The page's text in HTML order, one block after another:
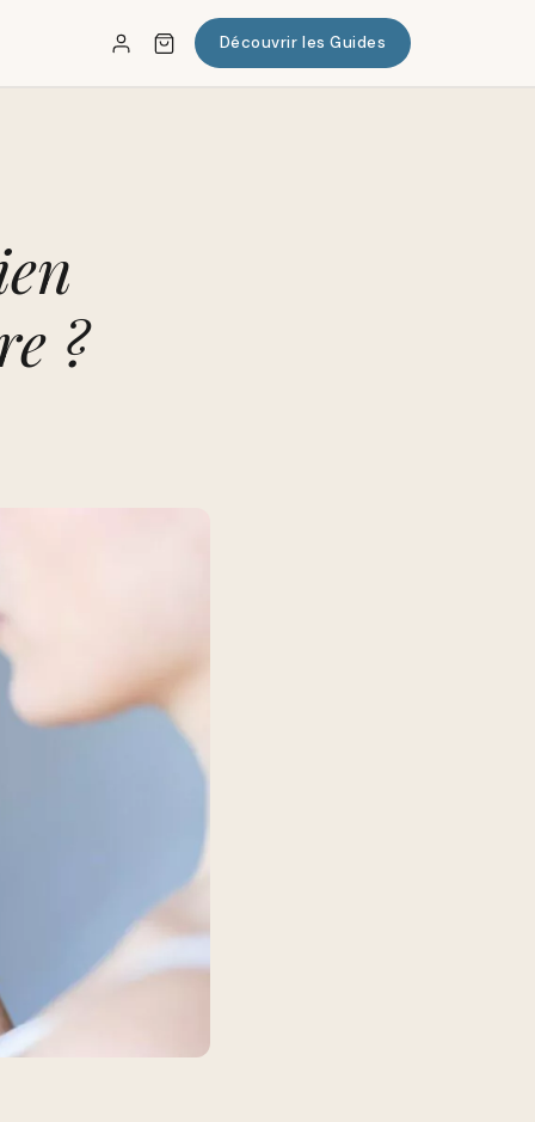
Découvrir les Guides
?